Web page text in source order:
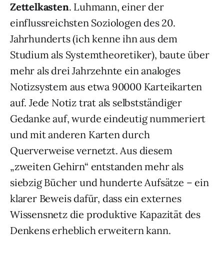
Zettelkasten. Luhmann, einer der
einflussreichsten Soziologen des 20.
Jahrhunderts (ich kenne ihn aus dem
Studium als Systemtheoretiker), baute über
mehr als drei Jahrzehnte ein analoges
Notizsystem aus etwa 90000 Karteikarten
auf. Jede Notiz trat als selbstständiger
Gedanke auf, wurde eindeutig nummeriert
und mit anderen Karten durch
Querverweise vernetzt. Aus diesem
„zweiten Gehirn“ entstanden mehr als
siebzig Bücher und hunderte Aufsätze – ein
klarer Beweis dafür, dass ein externes
Wissensnetz die produktive Kapazität des
Denkens erheblich erweitern kann.